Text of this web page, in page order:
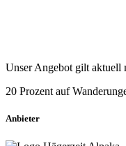
Unser Angebot gilt aktuell
20 Prozent auf
Anbieter